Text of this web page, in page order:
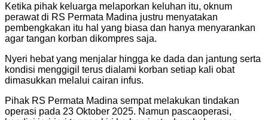
Ketika pihak keluarga melaporkan keluhan itu, oknum
perawat di RS Permata Madina justru menyatakan
pembengkakan itu hal yang biasa dan hanya menyarankan
agar tangan korban dikompres saja.
Nyeri hebat yang menjalar hingga ke dada dan jantung serta
kondisi menggigil terus dialami korban setiap kali obat
dimasukkan melalui cairan infus.
Pihak RS Permata Madina sempat melakukan tindakan
operasi pada 23 Oktober 2025. Namun pascaoperasi,